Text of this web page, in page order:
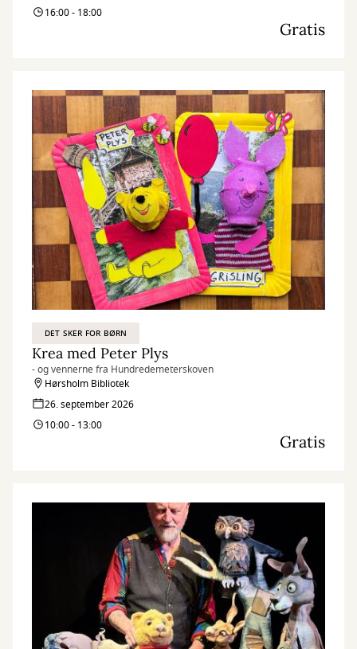
16:00 - 18:00
Gratis
DET SKER FOR BØRN
Krea med Peter Plys
- og vennerne fra Hundredemeterskoven
Hørsholm Bibliotek
26. september 2026
10:00 - 13:00
Gratis